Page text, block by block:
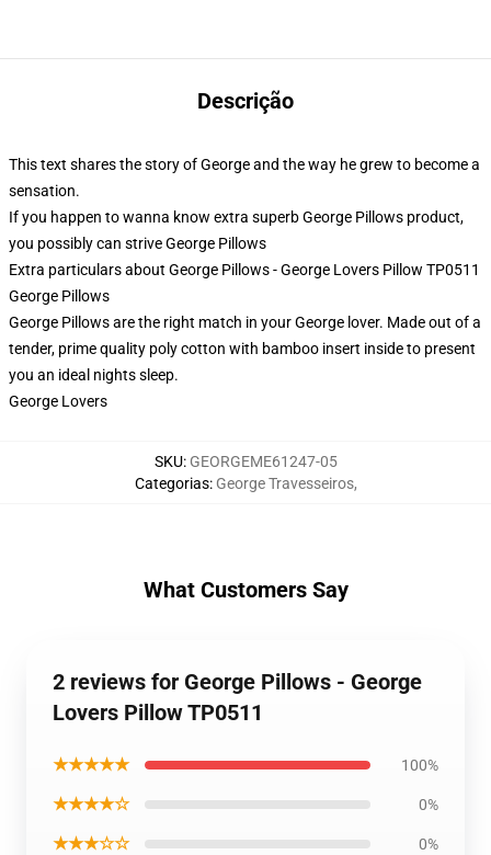
Descrição
This text shares the story of George and the way he grew to become a
sensation.
If you happen to wanna know extra superb George Pillows product,
you possibly can striveGeorge Pillows
Extra particulars about George Pillows - George Lovers Pillow TP0511
George Pillows
George Pillows are the right match in your George lover. Made out of a
tender, prime quality poly cotton with bamboo insert inside to present
you an ideal nights sleep.
George Lovers
SKU: GEORGEME61247-05
Categorias: George Travesseiros,
What Customers Say
2 reviews for George Pillows - George
Lovers Pillow TP0511
★★★★★ 100%
★★★★☆ 0%
★★★☆☆ 0%